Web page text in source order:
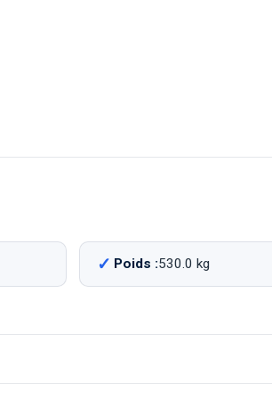
Poids :530.0 kg